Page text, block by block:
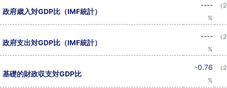
政府歳入対GDP比（IMF統計）
----
%
政府支出対GDP比（IMF統計）
----
%
基礎的財政収支対GDP比
-0.76
%